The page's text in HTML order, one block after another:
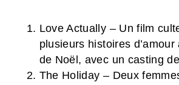
Love Actually – Un film
plusieurs histoires d’amour
de Noël, avec un casting
The Holiday – Deux